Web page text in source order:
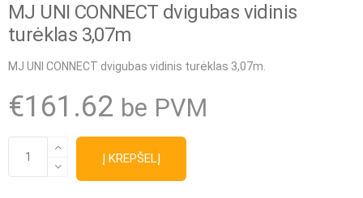
MJ UNI CONNECT dvigubas vidinis
turėklas 3,07m
MJ UNI CONNECT dvigubas vidinis turėklas 3,07m.
€161.62 be PVM
Į KREPŠELĮ